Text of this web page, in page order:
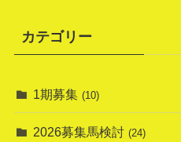
カテゴリー
1期募集 (10)
2026募集馬検討 (24)